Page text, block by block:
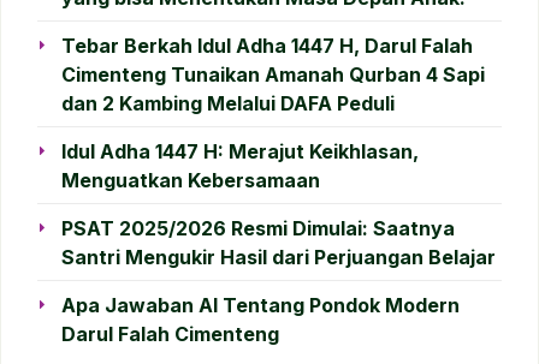
Tebar Berkah Idul Adha 1447 H, Darul Falah
Cimenteng Tunaikan Amanah Qurban 4 Sapi
dan 2 Kambing Melalui DAFA Peduli
Idul Adha 1447 H: Merajut Keikhlasan,
Menguatkan Kebersamaan
PSAT 2025/2026 Resmi Dimulai: Saatnya
Santri Mengukir Hasil dari Perjuangan Belajar
Apa Jawaban AI Tentang Pondok Modern
Darul Falah Cimenteng